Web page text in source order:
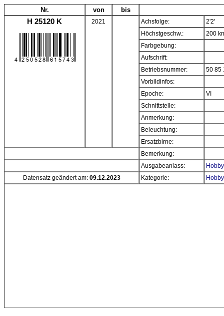
Nr. von bis
H 25120 K 2021 Achsfolge:
2'2'
Höchstgeschw.:
200
Farbgebung:
Aufschrift:
Betriebsnummer:
50 85
Vorbildinfos:
Epoche:
VI
Schnittstelle:
Anmerkung:
Beleuchtung:
Ersatzbirne:
Bemerkung:
Ausgabeanlass:
Datensatz geändert am: 09.12.2023 Kategorie: